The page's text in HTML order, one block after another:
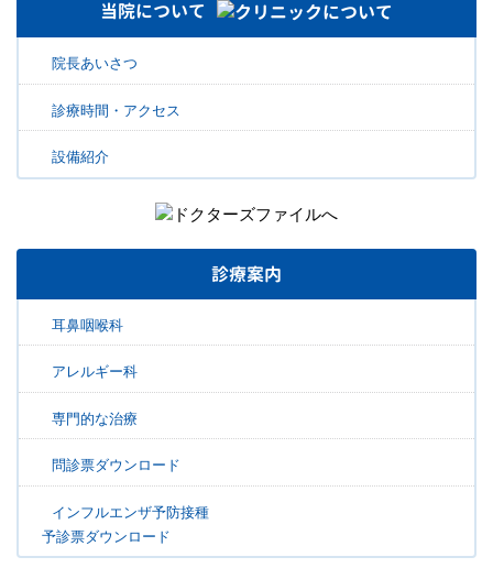
当院について
院長あいさつ
診療時間・アクセス
設備紹介
診療案内
耳鼻咽喉科
アレルギー科
専門的な治療
問診票ダウンロード
インフルエンザ予防接種
予診票ダウンロード